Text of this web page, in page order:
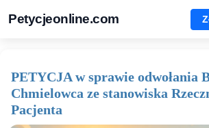
Petycjeonline.com
PETYCJA w sprawie odwołania
Chmielowca ze stanowiska
Pacjenta